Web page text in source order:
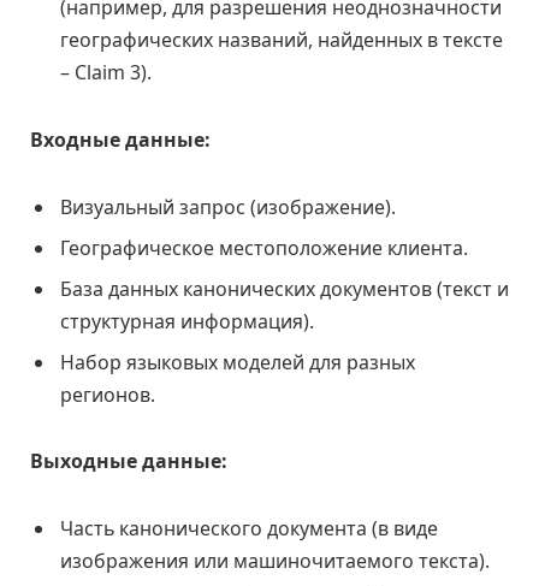
(например, для разрешения неоднозначности
географических названий, найденных в тексте
– Claim 3).
Входные данные:
Визуальный запрос (изображение).
Географическое местоположение клиента.
База данных канонических документов (текст и
структурная информация).
Набор языковых моделей для разных
регионов.
Выходные данные:
Часть канонического документа (в виде
изображения или машиночитаемого текста).